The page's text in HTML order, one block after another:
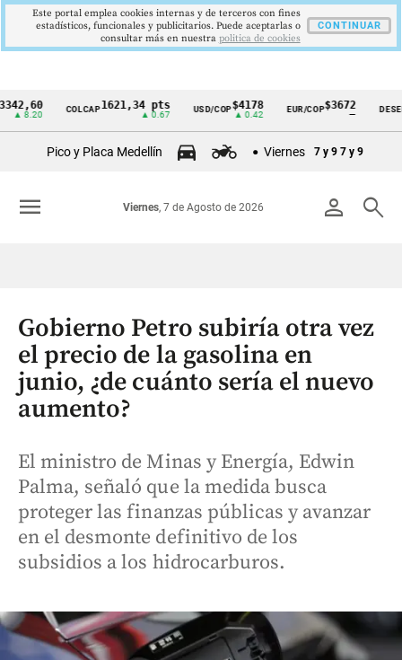
Cintillo
Colombia
COLCAP1621,34 pts USD/COP$4178
▲ 0.42
EUR/COP$3672
—
DESEMPLEO
Pico y Placa Medellín Viernes 7 y 9 7 y 9
person search
Viernes, 7 de Agosto de 2026
menu
Gobierno Petro subiría otra vez
el precio de la gasolina en
junio, ¿de cuánto sería el nuevo
aumento?
El ministro de Minas y Energía, Edwin
Palma, señaló que la medida busca
proteger las finanzas públicas y avanzar
en el desmonte definitivo de los
subsidios a los hidrocarburos.
Este portal emplea cookies internas y de terceros con fines
estadísticos, funcionales y publicitarios. Puede aceptarlas o
consultar más en nuestra politica de cookies
CONTINUAR